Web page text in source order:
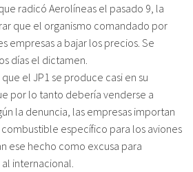
radicó Aerolíneas el pasado 9, la
que el organismo comandado por
empresas a bajar los precios. Se
días el dictamen.
el JP1 se produce casi en su
por lo tanto debería venderse a
la denuncia, las empresas importan
específico para los aviones
ese hecho como excusa para
internacional.